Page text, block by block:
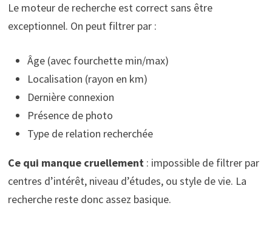
Le moteur de recherche est correct sans être
exceptionnel. On peut filtrer par :
Âge (avec fourchette min/max)
Localisation (rayon en km)
Dernière connexion
Présence de photo
Type de relation recherchée
Ce qui manque cruellement: impossible de filtrer par
centres d’intérêt, niveau d’études, ou style de vie. La
recherche reste donc assez basique.